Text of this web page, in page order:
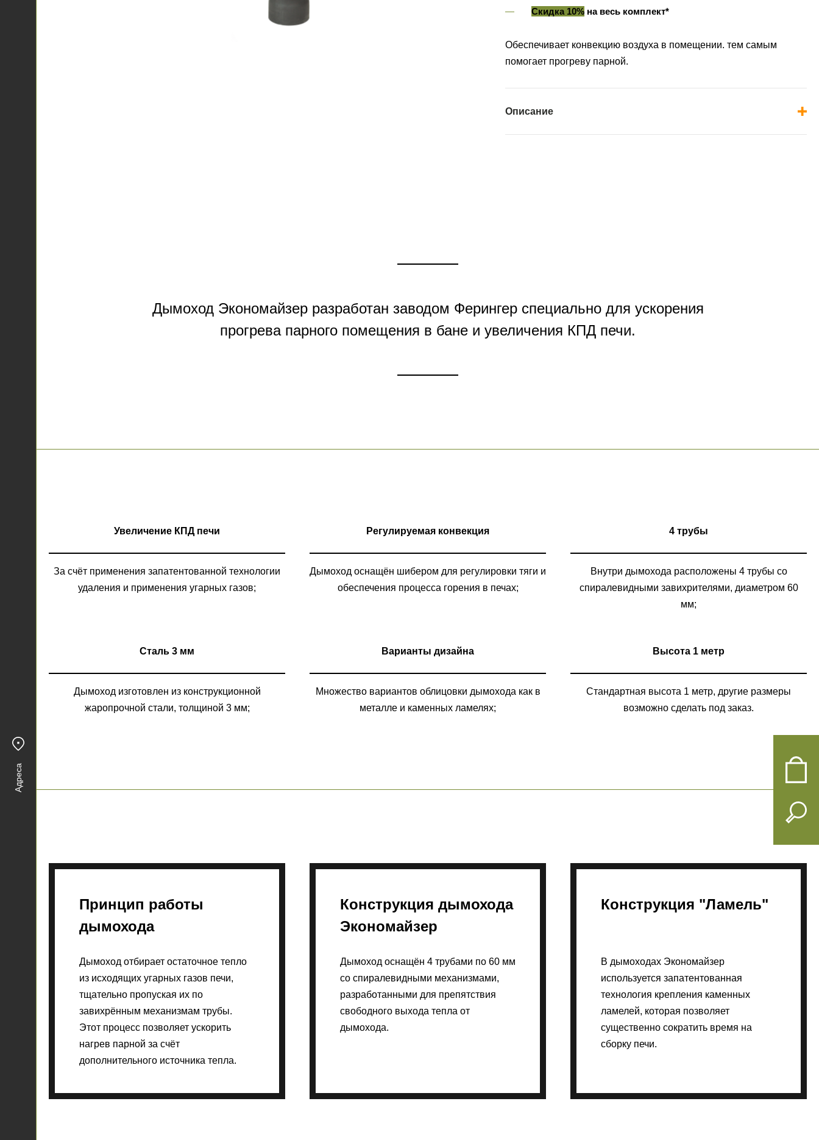
Адреса
Скидка 10%на весь комплект*
Обеспечивает конвекцию воздуха в помещении. тем самым
помогает прогреву парной.
Описание
Дымоход Экономайзер разработан заводом Ферингер специально для ускорения
прогрева парного помещения в бане и увеличения КПД печи.
Увеличение КПД печи
За счёт применения запатентованной технологии
удаления и применения угарных газов;
Регулируемая конвекция
Дымоход оснащён шибером для регулировки тяги и
обеспечения процесса горения в печах;
4 трубы
Внутри дымохода расположены 4 трубы со
спиралевидными завихрителями, диаметром 60
мм;
Сталь 3 мм
Дымоход изготовлен из конструкционной
жаропрочной стали, толщиной 3 мм;
Варианты дизайна
Множество вариантов облицовки дымохода как в
металле и каменных ламелях;
Высота 1 метр
Стандартная высота 1 метр, другие размеры
возможно сделать под заказ.
Принцип работы
дымохода
Дымоход отбирает остаточное тепло
из исходящих угарных газов печи,
тщательно пропуская их по
завихрённым механизмам трубы.
Этот процесс позволяет ускорить
нагрев парной за счёт
дополнительного источника тепла.
Конструкция дымохода
Экономайзер
Дымоход оснащён 4 трубами по 60 мм
со спиралевидными механизмами,
разработанными для препятствия
свободного выхода тепла от
дымохода.
Конструкция "Ламель"
В дымоходах Экономайзер
используется запатентованная
технология крепления каменных
ламелей, которая позволяет
существенно сократить время на
сборку печи.